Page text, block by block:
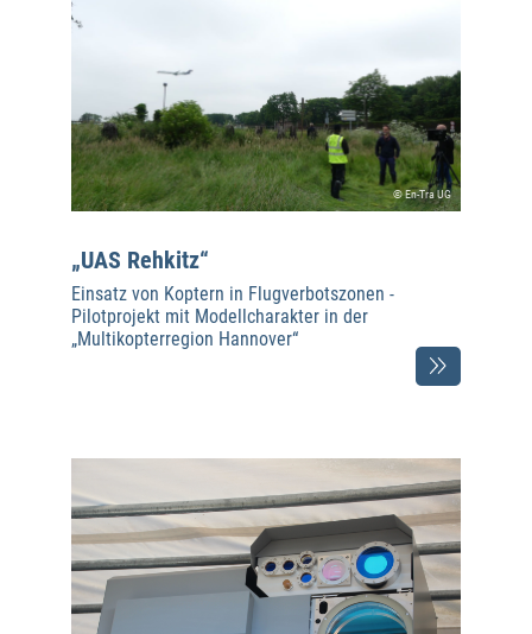
© En-Tra UG
„UAS Rehkitz“
Einsatz von Koptern in Flugverbotszonen -
Pilotprojekt mit Modellcharakter in der
„Multikopterregion Hannover“